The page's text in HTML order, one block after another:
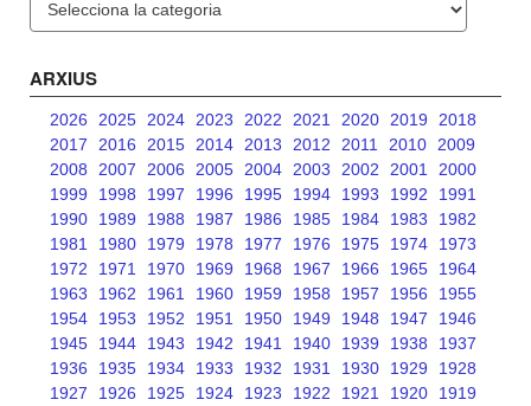
ARXIUS
2026 2025 2024 2023 2022 2021 2020 2019
2018
2017
2016 2015 2014 2013 2012 2011 2010
2009
2008
2007 2006 2005 2004 2003 2002 2001
2000
1999
1998 1997 1996 1995 1994 1993 1992
1991
1990
1989 1988 1987 1986 1985 1984 1983
1982
1981
1980 1979 1978 1977 1976 1975 1974
1973
1972
1971 1970 1969 1968 1967 1966 1965
1964
1963
1962 1961 1960 1959 1958 1957 1956
1955
1954
1953 1952 1951 1950 1949 1948 1947
1946
1945
1944 1943 1942 1941 1940 1939 1938
1937
1936
1935 1934 1933 1932 1931 1930 1929
1928
1927
1926 1925 1924 1923 1922 1921 1920
1919